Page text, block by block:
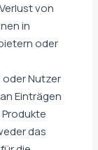
von
in
oder
oder Nutzer
Einträgen
das